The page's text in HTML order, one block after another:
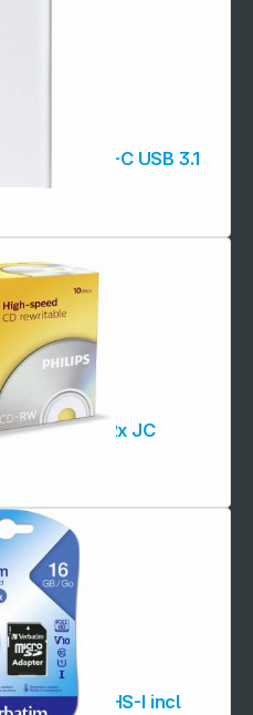
1x10 Philips CD-RW 80Min 700MB 4-12x JC